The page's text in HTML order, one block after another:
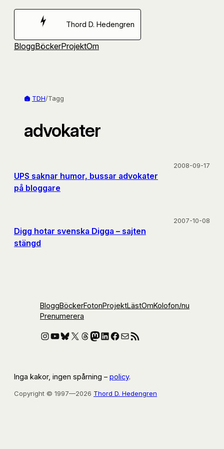
Hoppa
Thord D. Hedengren
BloggBöckerProjektOm
TDH/Tagg
advokater
UPS saknar humor, bussar advokater
på bloggare
2008-09-17
Digg hotar svenska Digga – sajten
stängd
2007-10-08
BloggBöckerFotonProjektLästOmKolofon/nu
Prenumerera
Instagram
YouTube
Bluesky
X Threads
Mastodon
LinkedIn
Facebook
E-postRSS-flöde
Inga kakor, ingen spårning – policy.
Copyright © 1997—2026 Thord D. Hedengren